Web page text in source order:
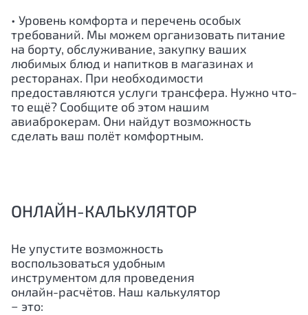
• Уровень комфорта и перечень особых
требований. Мы можем организовать питание
на борту, обслуживание, закупку ваших
любимых блюд и напитков в магазинах и
ресторанах. При необходимости
предоставляются услуги трансфера. Нужно что-
то ещё? Сообщите об этом нашим
авиаброкерам. Они найдут возможность
сделать ваш полёт комфортным.
ОНЛАЙН-КАЛЬКУЛЯТОР
Не упустите возможность
воспользоваться удобным
инструментом для проведения
онлайн-расчётов. Наш калькулятор
− это: